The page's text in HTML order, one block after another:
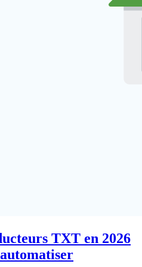
TXT en 2026